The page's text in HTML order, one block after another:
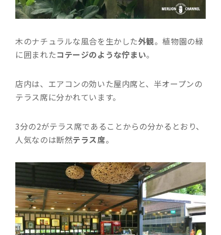
木のナチュラルな風合を生かした外観。植物園の緑
に囲まれたコテージのような佇まい。
店内は、エアコンの効いた屋内席と、半オープンの
テラス席に分かれています。
3分の2がテラス席であることからの分かるとおり、
人気なのは断然テラス席。